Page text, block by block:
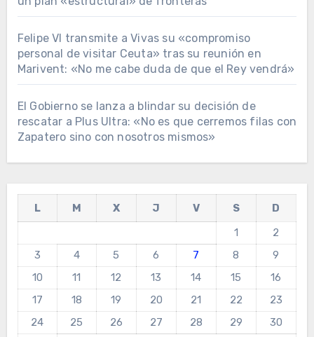
Felipe VI transmite a Vivas su «compromiso
personal de visitar Ceuta» tras su reunión en
Marivent: «No me cabe duda de que el Rey vendrá»
El Gobierno se lanza a blindar su decisión de
rescatar a Plus Ultra: «No es que cerremos filas con
Zapatero sino con nosotros mismos»
L M X J V S
D
1
2
3
4 5 6 7 8
9
10
11 12 13 14 15
16
17
18 19 20 21 22
23
24
25 26 27 28 29
30